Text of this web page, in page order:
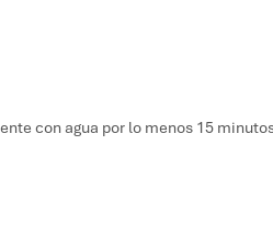
con agua por lo menos 15